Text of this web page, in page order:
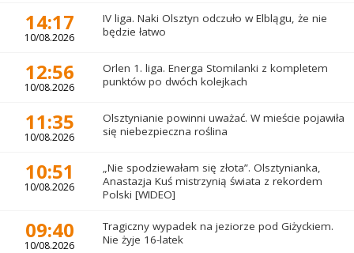
14:17
10/08.2026
IV liga. Naki Olsztyn odczuło w Elblągu, że nie
będzie łatwo
12:56
10/08.2026
Orlen 1. liga. Energa Stomilanki z kompletem
punktów po dwóch kolejkach
11:35
10/08.2026
Olsztynianie powinni uważać. W mieście pojawiła
się niebezpieczna roślina
10:51
10/08.2026
„Nie spodziewałam się złota”. Olsztynianka,
Anastazja Kuś mistrzynią świata z rekordem
Polski [WIDEO]
09:40
10/08.2026
Tragiczny wypadek na jeziorze pod Giżyckiem.
Nie żyje 16-latek